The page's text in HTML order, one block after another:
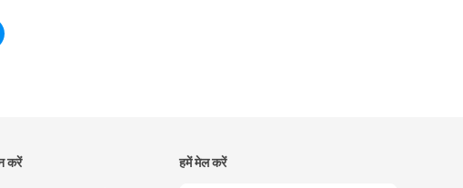
करें हमें मेल करें